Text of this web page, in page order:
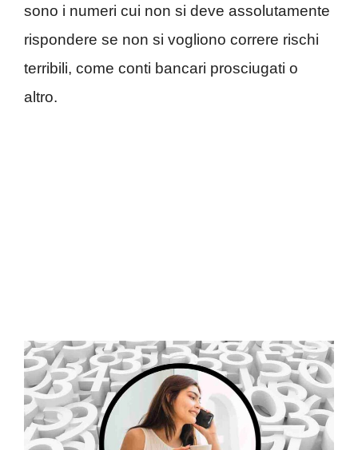
sono i numeri cui non si deve assolutamente
rispondere se non si vogliono correre rischi
terribili, come conti bancari prosciugati o
altro.